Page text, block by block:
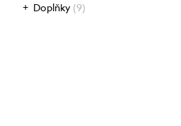
Doplňky (9)